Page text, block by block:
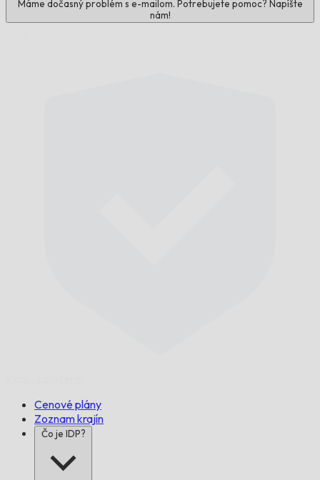
Máme dočasný problém s e-mailom. Potrebujete pomoc? Napíšte
nám!
Cenové plány
Zoznam krajín
Čo je IDP?